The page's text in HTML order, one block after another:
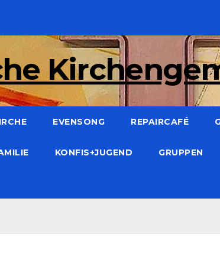
EVENSONG REPAIRCAFÉ
KONFIS+JUGEND GRUPPEN